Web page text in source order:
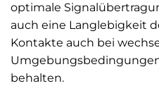
optimale
auch eine Langlebigkeit
Kontakte auch bei
behalten.